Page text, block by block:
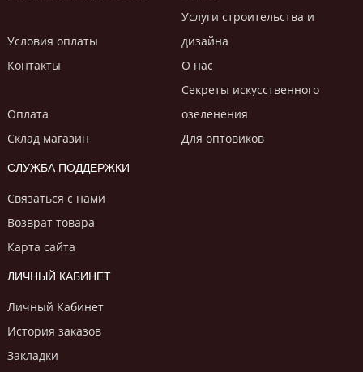
Условия оплаты
Услуги строительствa и
дизайнa
Контакты
О нас
Оплата
Секреты искусственного
озеленения
Склад магазин
Для оптовиков
СЛУЖБА ПОДДЕРЖКИ
Связаться с нами
Возврат товара
Карта сайта
ЛИЧНЫЙ КАБИНЕТ
Личный Кабинет
История заказов
Закладки